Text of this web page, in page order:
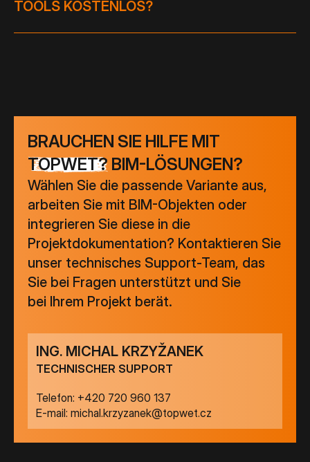
wählen Sie einfach die Methode, die am besten
TOOLS KOSTENLOS?
Ja, sowohl die Plugins als auch der Konfigurator
BRAUCHEN SIE HILFE MIT
TOPWET? BIM-LÖSUNGEN?
Wählen Sie die passende Variante aus,
arbeiten Sie mit BIM-Objekten oder
integrieren Sie diese in die
Projektdokumentation? Kontaktieren Sie
unser technisches Support-Team, das
Sie bei Fragen unterstützt und Sie
bei Ihrem Projekt berät.
ING. MICHAL KRZYŽANEK
TECHNISCHER SUPPORT
Telefon: +420 720 960 137
E-mail: michal.krzyzanek@topwet.cz